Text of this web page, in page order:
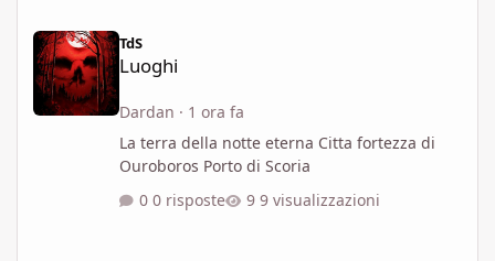
Luoghi
TdS
Luoghi
Dardan · 1 ora fa
La terra della notte eterna Citta fortezza di
Ouroboros Porto di Scoria
0 risposte
9 visualizzazioni